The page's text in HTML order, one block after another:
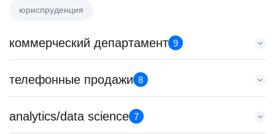
юриспруденция
коммерческий департамент 9
Key Account Manager (EdTech)
HeadHunter::Коммерческий департамент
150000 ₽
телефонные продажи 8
Менеджер по продажам крупному бизнесу
HeadHunter::Телефонные продажи
analytics/data science 7